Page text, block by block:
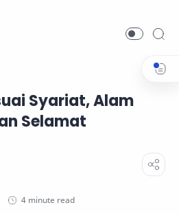
Syariat, Alam
Selamat
4 minute read